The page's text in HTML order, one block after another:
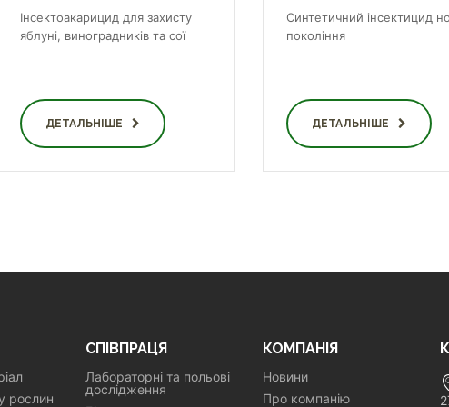
Інсектоакарицид для захисту
яблуні, виноградників та сої
ДЕТАЛЬНІШЕ
Синтетичний інсектицид
покоління
ДЕТАЛЬНІШЕ
рослин
СПІВПРАЦЯ
Лабораторні та польові
дослідження
КОМПАНІЯ
Новини
Про компанію